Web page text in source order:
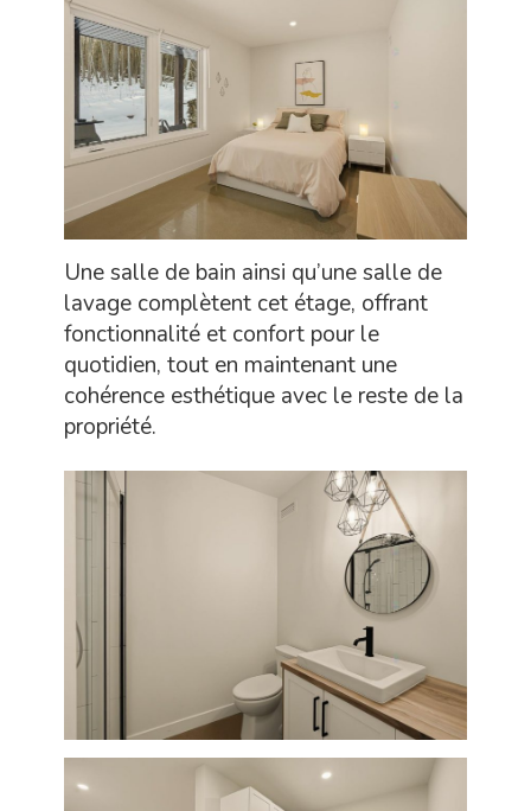
Une salle de bain ainsi qu’une salle de
lavage complètent cet étage, offrant
fonctionnalité et confort pour le
quotidien, tout en maintenant une
cohérence esthétique avec le reste de la
propriété.